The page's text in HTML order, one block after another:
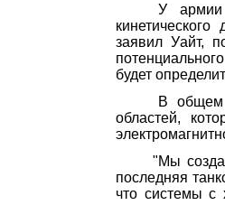
У армии
кинетического
заявил Уайт,
будет
В общем
областей,
"Мы
последняя
что системы с